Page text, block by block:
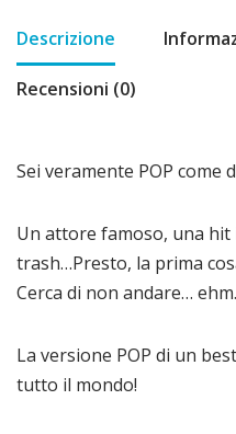
Descrizione
Recensioni (0)
Sei veramente POP come
Un attore famoso, una
trash…Presto, la prima
Cerca di non andare…
La versione POP di un
tutto il mondo!